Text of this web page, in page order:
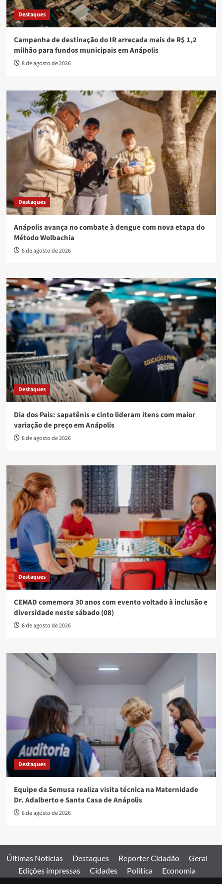
Destaques
Campanha de destinação do IR arrecada mais de R$ 1,2
milhão para fundos municipais em Anápolis
8 de agosto de 2026
Destaques
Anápolis avança no combate à dengue com nova etapa do
Método Wolbachia
8 de agosto de 2026
Destaques
Dia dos Pais: sapatênis e cinto lideram itens com maior
variação de preço em Anápolis
8 de agosto de 2026
Destaques
CEMAD comemora 30 anos com evento voltado à inclusão e
diversidade neste sábado (08)
8 de agosto de 2026
Destaques
Equipe da Semusa realiza visita técnica na Maternidade
Dr. Adalberto e Santa Casa de Anápolis
8 de agosto de 2026
Últimas Notícias Destaques Reporter Cidadão
Geral
Edições impressas
Cidades Política
Economia